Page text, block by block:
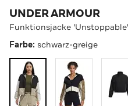
UNDER ARMOUR
Funktionsjacke
Farbe: schwarz-greige